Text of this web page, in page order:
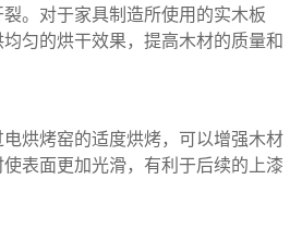
。对于家具制造所使用的实木板
匀的烘干效果，提高木材的质量和
烘烤窑的适度烘烤，可以增强木材
表面更加光滑，有利于后续的上漆